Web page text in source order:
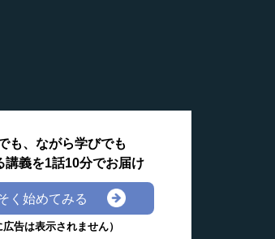
も、ながら学びでも
講義を1話10分でお届け
く始めてみる
広告は表示されません）